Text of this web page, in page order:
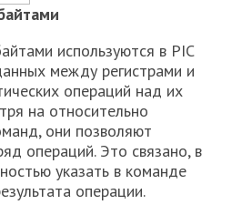
используются в PIC
между регистрами и
операций над их
на относительно
они позволяют
операций. Это связано, в
указать в команде
операции.